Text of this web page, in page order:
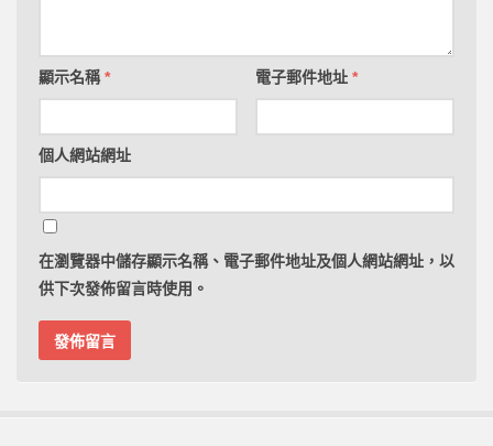
顯示名稱* 電子郵件地址 *
個人網站網址
在瀏覽器中儲存顯示名稱、電子郵件地址及個人網站網址，以
供下次發佈留言時使用。